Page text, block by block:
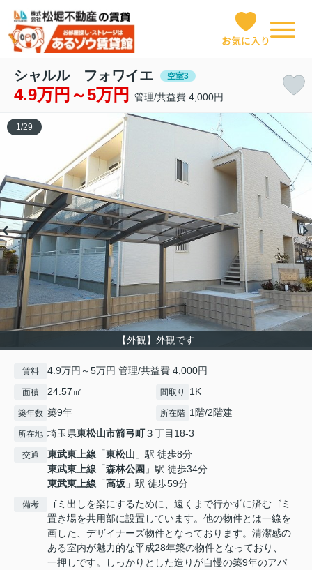
お気に入り
シャルル フォワイエ 空室3
4.9万円～5万円 管理/共益費 4,000円
【外観】外観です
1/29
賃料 4.9万円～5万円 管理/共益費 4,000円
面積 24.57㎡ 間取り 1K
築年数 築9年 所在階 1階/2階建
所在地 埼玉県東松山市箭弓町３丁目18-3
交通 東武東上線 「東松山 」駅 徒歩8分
東武東上線 「森林公園 」駅 徒歩34分
東武東上線 「高坂 」駅 徒歩59分
備考
ゴミ出しを楽にするために、遠くまで行かずに済むゴミ
置き場を共用部に設置しています。他の物件とは一線を
画した、デザイナーズ物件となっております。清潔感の
ある室内が魅力的な平成28年築の物件となっており、
一押しです。しっかりとした造りが自慢の築9年のアパ